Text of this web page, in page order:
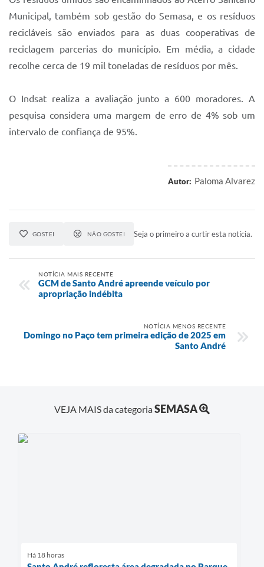
Municipal, também sob gestão do Semasa, e os resíduos
recicláveis são enviados para as duas cooperativas de
reciclagem parcerias do município. Em média, a cidade
recolhe cerca de 19 mil toneladas de resíduos por mês.
O Indsat realiza a avaliação junto a 600 moradores. A
pesquisa considera uma margem de erro de 4% sob um
intervalo de confiança de 95%.
Autor: Paloma Alvarez
GOSTEI NÃO GOSTEI Seja o primeiro a curtir esta notícia.
NOTÍCIA MAIS RECENTE
GCM de Santo André apreende veículo por
apropriação indébita
NOTÍCIA MENOS RECENTE
Domingo no Paço tem primeira edição de 2025 em
Santo André
VEJA MAIS da categoriaSEMASA
Há 18 horas